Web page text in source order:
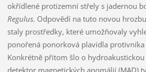
okřídlené protizemní střely s jadernou
Regulus. Odpovědí na tuto novou hrozbu
staly prostředky, které umožňovaly
ponořená ponorková plavidla protivníka
Konkrétně přitom šlo o
detektor magnetických anomálií (MAD)